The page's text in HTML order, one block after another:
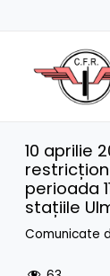
10 aprilie
perioada
stațiile
Comunicate